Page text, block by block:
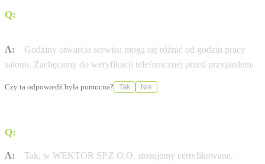
Q:
A:
Godziny otwarcia serwisu mogą się różnić od godzin pracy
salonu. Zachęcamy do weryfikacji telefonicznej przed przyjazdem.
Czy ta odpowiedź była pomocna? Tak Nie
Q:
A:
Tak, w WEKTOR SP.Z O.O. stosujemy certyfikowane,